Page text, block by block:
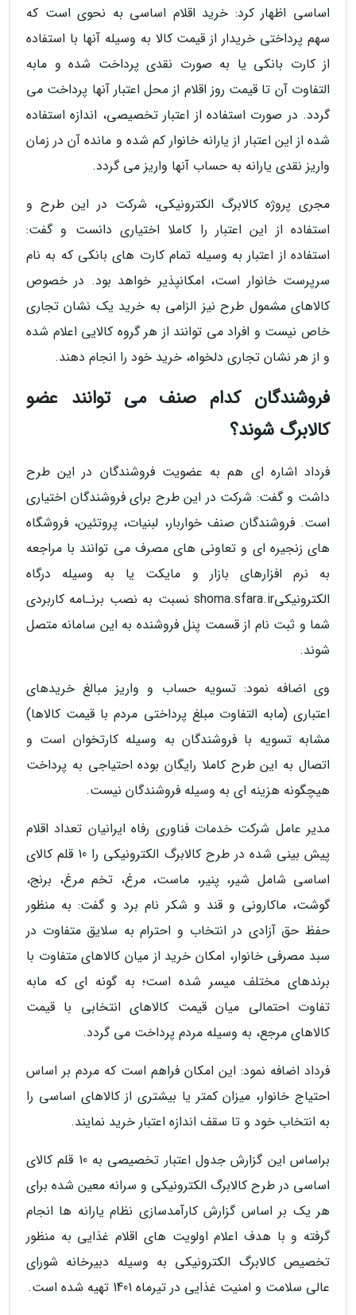
اساسی اظهار کرد: خرید اقلام اساسی به نحوی است که
سهم پرداختی خریدار از قیمت کالا به وسیله آنها با استفاده
از کارت بانکی یا به صورت نقدی پرداخت شده و مابه
التفاوت آن تا قیمت روز اقلام از محل اعتبار آنها پرداخت می
گردد. در صورت استفاده از اعتبار تخصیصی، اندازه استفاده
شده از این اعتبار از یارانه خانوار کم شده و مانده آن در زمان
واریز نقدی یارانه به حساب آنها واریز می گردد.
مجری پروژه کالابرگ الکترونیکی، شرکت در این طرح و
استفاده از این اعتبار را کاملا اختیاری دانست و گفت:
استفاده از اعتبار به وسیله تمام کارت های بانکی که به نام
سرپرست خانوار است، امکانپذیر خواهد بود. در خصوص
کالاهای مشمول طرح نیز الزامی به خرید یک نشان تجاری
خاص نیست و افراد می توانند از هر گروه کالایی اعلام شده
و از هر نشان تجاری دلخواه، خرید خود را انجام دهند.
فروشندگان کدام صنف می توانند عضو
کالابرگ شوند؟
فرداد اشاره ای هم به عضویت فروشندگان در این طرح
داشت و گفت: شرکت در این طرح برای فروشندگان اختیاری
است. فروشندگان صنف خواربار، لبنیات، پروتئین، فروشگاه
های زنجیره ای و تعاونی های مصرف می توانند با مراجعه
به نرم افزارهای بازار و مایکت یا به وسیله درگاه
الکترونیکیshoma.sfara.ir نسبت به نصب برنـامه کاربردی
شما و ثبت نام از قسمت پنل فروشنده به این سامانه متصل
شوند.
وی اضافه نمود: تسویه حساب و واریز مبالغ خریدهای
اعتباری (مابه التفاوت مبلغ پرداختی مردم با قیمت کالاها)
مشابه تسویه با فروشندگان به وسیله کارتخوان است و
اتصال به این طرح کاملا رایگان بوده احتیاجی به پرداخت
هیچگونه هزینه ای به وسیله فروشندگان نیست.
مدیر عامل شرکت خدمات فناوری رفاه ایرانیان تعداد اقلام
پیش بینی شده در طرح کالابرگ الکترونیکی را 10 قلم کالای
اساسی شامل شیر، پنیر، ماست، مرغ، تخم مرغ، برنج،
گوشت، ماکارونی و قند و شکر نام برد و گفت: به منظور
حفظ حق آزادی در انتخاب و احترام به سلایق متفاوت در
سبد مصرفی خانوار، امکان خرید از میان کالاهای متفاوت با
برندهای مختلف میسر شده است؛ به گونه ای که مابه
تفاوت احتمالی میان قیمت کالاهای انتخابی با قیمت
کالاهای مرجع، به وسیله مردم پرداخت می گردد.
فرداد اضافه نمود: این امکان فراهم است که مردم بر اساس
احتیاج خانوار، میزان کمتر یا بیشتری از کالاهای اساسی را
به انتخاب خود و تا سقف اندازه اعتبار خرید نمایند.
براساس این گزارش جدول اعتبار تخصیصی به 10 قلم کالای
اساسی در طرح کالابرگ الکترونیکی و سرانه معین شده برای
هر یک بر اساس گزارش کارآمدسازی نظام یارانه ها انجام
گرفته و با هدف اعلام اولویت های اقلام غذایی به منظور
تخصیص کالابرگ الکترونیکی به وسیله دبیرخانه شورای
عالی سلامت و امنیت غذایی در تیرماه 1401 تهیه شده است.